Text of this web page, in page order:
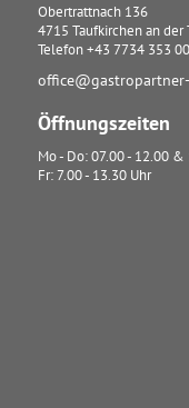
Obertrattnach 136
4715 Taufkirchen an der
Telefon +43 7734 353 00
Öffnungszeiten
Mo - Do: 07.00 - 12.00
Fr: 7.00 - 13.30 Uhr